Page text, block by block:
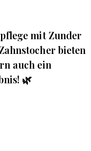
mit Zunder
bieten
auch ein
🌿